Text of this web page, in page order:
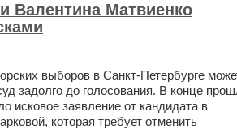
Валентина Матвиенко
выборов в Санкт-Петербурге
задолго до голосования. В конце
исковое заявление от кандидата в
которая требует отменить